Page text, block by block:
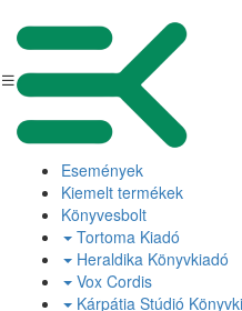
Események
Kiemelt termékek
Könyvesbolt
Tortoma Kiadó
Heraldika Könyvkiadó
Vox Cordis
Kárpátia Stúdió